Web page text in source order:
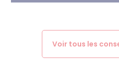
Voir tous les